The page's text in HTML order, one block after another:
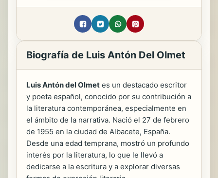
Biografía de Luis Antón Del Olmet
Luis Antón del Olmet es un destacado escritor
y poeta español, conocido por su contribución a
la literatura contemporánea, especialmente en
el ámbito de la narrativa. Nació el 27 de febrero
de 1955 en la ciudad de Albacete, España.
Desde una edad temprana, mostró un profundo
interés por la literatura, lo que le llevó a
dedicarse a la escritura y a explorar diversas